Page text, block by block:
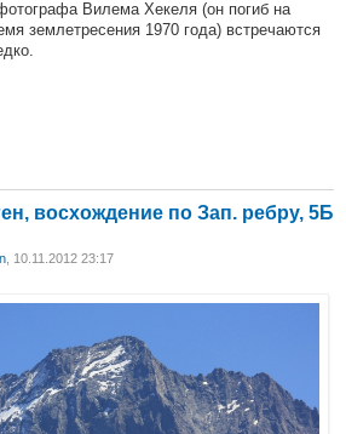
Вилема Хекеля (он погиб на
землeтресения 1970 года) встречаются
восхождение по Зап. ребру, 5Б
, 10.11.2012 23:17